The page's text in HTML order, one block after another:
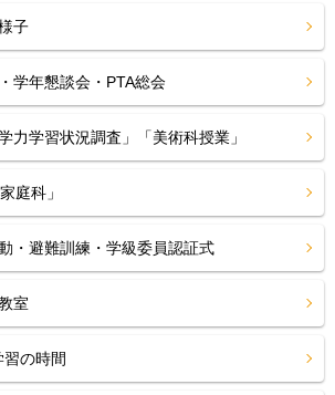
子
学年懇談会・PTA総会
学習状況調査」「美術科授業」
庭科」
・避難訓練・学級委員認証式
室
の時間